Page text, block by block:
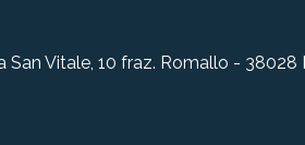
San Vitale, 10 fraz. Romallo -